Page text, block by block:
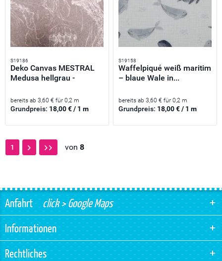
S19186
Deko Canvas MESTRAL
Medusa hellgrau -
bereits ab 3,60 € für 0,2 m
Grundpreis: 18,00 € / 1 m
S19158
Waffelpiqué weiß maritim
– blaue Wale in...
bereits ab 3,60 € für 0,2 m
Grundpreis: 18,00 € / 1 m
1 von 8
Anfahrtclick > Google Maps
Informationen
Rechtliches